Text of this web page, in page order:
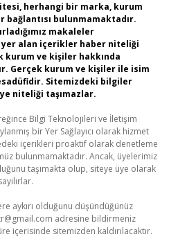
herhangi bir marka, kurum
bağlantısı bulunmamaktadır.
makaleler
yer alan içerikler haber niteliği
kurum ve kişiler hakkında
Gerçek kurum ve kişiler ile isim
Sitemizdeki bilgiler
niteliği taşımazlar.
Bilgi Teknolojileri ve İletişim
bir Yer Sağlayıcı olarak hizmet
içerikleri proaktif olarak denetleme
bulunmamaktadır. Ancak, üyelerimiz
taşımakta olup, siteye üye olarak
aykırı olduğunu düşündüğünüz
adresine bildirmeniz
içerisinde sitemizden kaldırılacaktır.